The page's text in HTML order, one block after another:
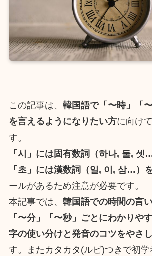
この記事は、 韓国語で「〜時」「
を言えるようになりたい方に向け
す。
「시」には固有数詞（하나, 둘, 셋
「초」には漢数詞（일, 이, 삼…）
ールがあるため注意が必要です。
本記事では、 韓国語での時間の言
「〜分」「〜秒」ごとにわかりや
字の使い分けと発音のコツをやさ
す。またカタカタ(ルビ)つきで初学